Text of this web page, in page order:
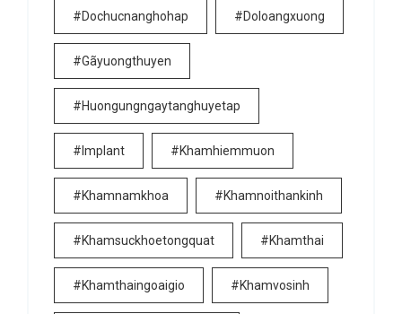
#dochucnanghohap #doloangxuong
#gãyuongthuyen
#huongungngaytanghuyetap
#implant #khamhiemmuon
#khamnamkhoa #khamnoithankinh
#khamsuckhoetongquat #khamthai
#khamthaingoaigio #khamvosinh